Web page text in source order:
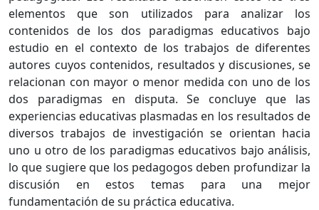
elementos que son utilizados para analizar los
contenidos de los dos paradigmas educativos bajo
estudio en el contexto de los trabajos de diferentes
autores cuyos contenidos, resultados y discusiones, se
relacionan con mayor o menor medida con uno de los
dos paradigmas en disputa. Se concluye que las
experiencias educativas plasmadas en los resultados de
diversos trabajos de investigación se orientan hacia
uno u otro de los paradigmas educativos bajo análisis,
lo que sugiere que los pedagogos deben profundizar la
discusión en estos temas para una mejor
fundamentación de su práctica educativa.